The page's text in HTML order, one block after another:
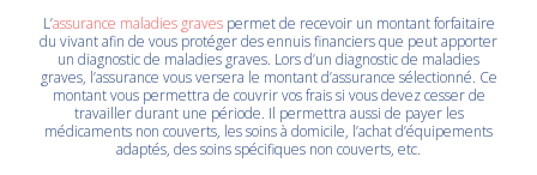
L’assurance maladies gravespermet de recevoir un montant forfaitaire
du vivant afin de vous protéger des ennuis financiers que peut apporter
un diagnostic de maladies graves. Lors d’un diagnostic de maladies
graves, l’assurance vous versera le montant d’assurance sélectionné. Ce
montant vous permettra de couvrir vos frais si vous devez cesser de
travailler durant une période. Il permettra aussi de payer les
médicaments non couverts, les soins à domicile, l’achat d’équipements
adaptés, des soins spécifiques non couverts, etc.